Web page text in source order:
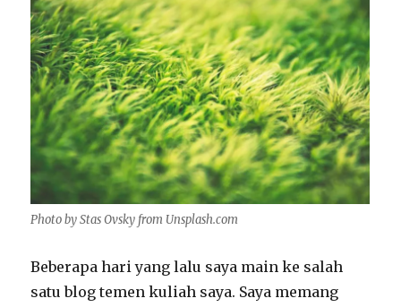
Photo by Stas Ovsky from Unsplash.com
Beberapa hari yang lalu saya main ke salah
satu blog temen kuliah saya. Saya memang